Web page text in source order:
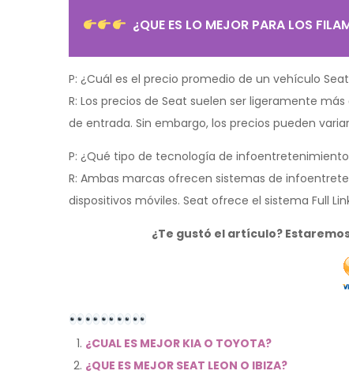
¿QUE ES LO MEJOR PARA LOS
P: ¿Cuál es el precio promedio de un vehículo
R: Los precios de Seat suelen ser ligeramente
de entrada. Sin embargo, los precios pueden
P: ¿Qué tipo de tecnología de
R: Ambas marcas ofrecen sistemas de
dispositivos móviles. Seat ofrece el sistema Full
¿Te gustó el artículo?
¿CUAL ES MEJOR KIA O TOYOTA?
¿QUE ES MEJOR SEAT LEON O IBIZA?